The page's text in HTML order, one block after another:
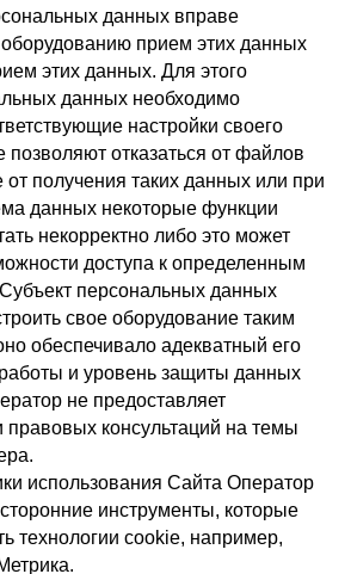
данных вправе
оборудованию прием этих данных
этих данных. Для этого
данных необходимо
настройки своего
позволяют отказаться от файлов
от получения таких данных или при
данных некоторые функции
некорректно либо это может
доступа к определенным
персональных данных
свое оборудование таким
обеспечивало адекватный его
и уровень защиты данных
не предоставляет
правовых консультаций на темы
использования Сайта Оператор
инструменты, которые
технологии cookie, например,